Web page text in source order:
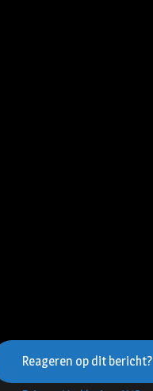
Reageren op dit bericht?